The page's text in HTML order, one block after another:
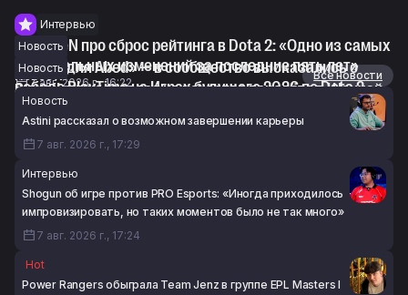
Интервью
syndereN про сброс рейтинга в Dota 2: «Одно из самых
значительных изменений за последние пять лет»
7 авг. 2026 г., 16:22
Новость
«Легко для Abed» — в сообщество высказались о
победе PlayTime на Играх будущего 2026 по Dota 2
7 авг. 2026 г., 14:56
Новость
SumaiL пожаловался на качество перелёта в Шанхай
на The International 2026
7 авг. 2026 г., 14:55
Новости
Все новости
Новость
Astini рассказал о возможном завершении карьеры
7 авг. 2026 г., 17:29
Интервью
Shogun об игре против PRO Esports: «Иногда приходилось
импровизировать, но таких моментов было не так много»
7 авг. 2026 г., 17:24
Hot
Power Rangers обыграла Team Jenz в группе EPL Masters I